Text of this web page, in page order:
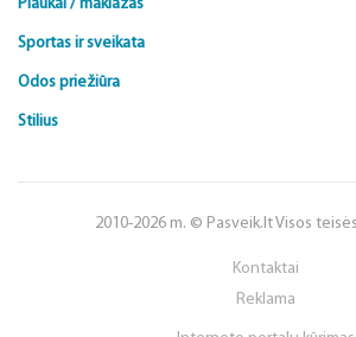
Plaukai / makiažas
Sportas ir sveikata
Odos priežiūra
Stilius
2010-2026 m. © Pasveik.lt Visos
Kontaktai
Reklama